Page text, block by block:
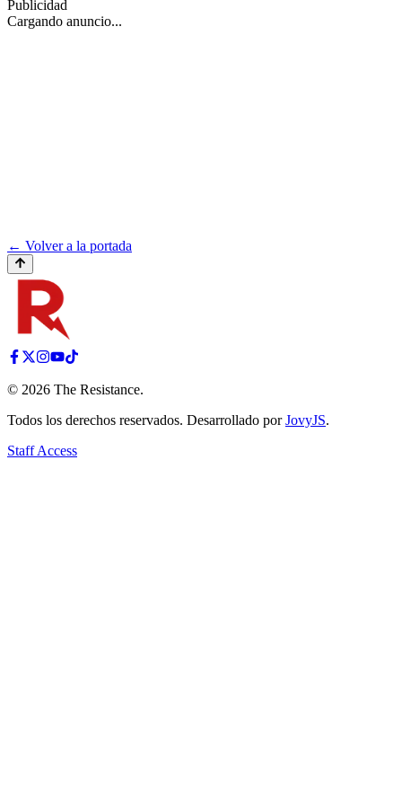
Publicidad
Cargando anuncio...
← Volver a la portada
© 2026 The Resistance.
Todos los derechos reservados. Desarrollado por JovyJS.
Staff Access